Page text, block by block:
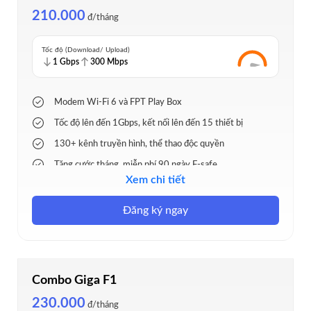
210.000 đ/tháng
Tốc độ (Download/ Upload)
1 Gbps 300 Mbps
Modem Wi-Fi 6 và FPT Play Box
Tốc độ lên đến 1Gbps, kết nối lên đến 15 thiết bị
130+ kênh truyền hình, thể thao độc quyền
Tặng cước tháng, miễn phí 90 ngày F-safe
Lắp đặt nhanh 24h, hỗ trợ 24/7
Xem chi tiết
Đăng ký ngay
Combo Giga F1
230.000 đ/tháng